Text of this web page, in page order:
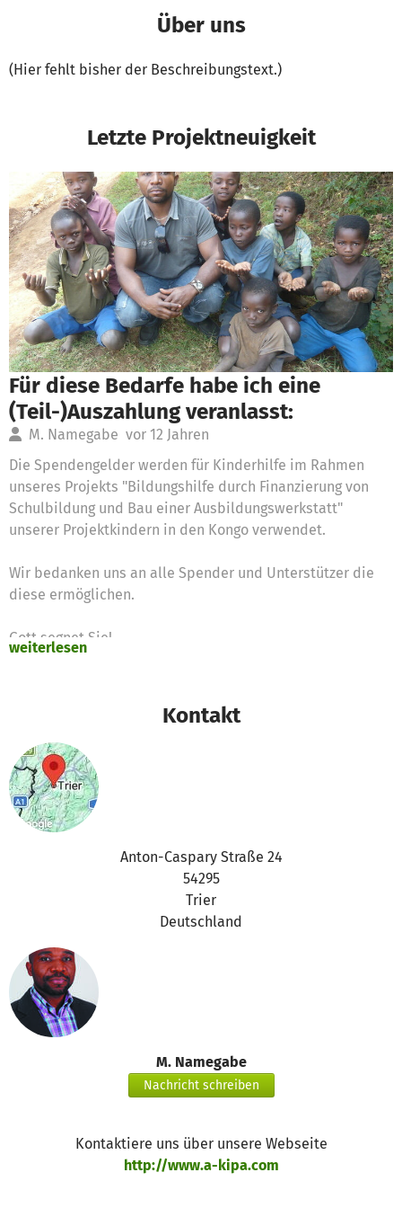
Über uns
(Hier fehlt bisher der Beschreibungstext.)
Letzte Projektneuigkeit
Für diese Bedarfe habe ich eine
(Teil-)Auszahlung veranlasst:
M. Namegabe vor 12 Jahren
Die Spendengelder werden für Kinderhilfe im Rahmen
unseres Projekts "Bildungshilfe durch Finanzierung von
Schulbildung und Bau einer Ausbildungswerkstatt"
unserer Projektkindern in den Kongo verwendet.
Wir bedanken uns an alle Spender und Unterstützer die
diese ermöglichen.
Gott segnet Sie!
Es wurden 450,00 € Spendengelder für folgende Bedarfe
beantragt:
Plastik Stühle 200,00 € Hefte, Papiere, Kugelschreiber
100,00 € Kopierer+Scanner 150,00 €
weiterlesen
Kontakt
Anton-Caspary Straße 24
54295
Trier
Deutschland
M. Namegabe
Nachricht schreiben
Kontaktiere uns über unsere Webseite
http://www.a-kipa.com